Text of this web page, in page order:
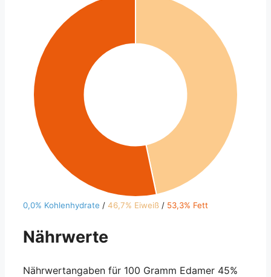
0,0% Kohlenhydrate / 46,7% Eiweiß / 53,3% Fett
Nährwerte
Nährwertangaben für 100 Gramm Edamer 45%